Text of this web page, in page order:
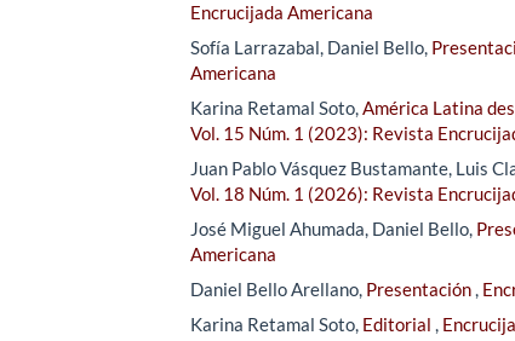
Encrucijada Americana
Sofía Larrazabal, Daniel Bello,
Americana
Karina Retamal Soto,América Latina
Vol. 15 Núm. 1 (2023): Revista
Juan Pablo Vásquez Bustamante, Luis
Vol. 18 Núm. 1 (2026): Revista
José Miguel Ahumada, Daniel Bello,
Americana
Daniel Bello Arellano, Presentación,
Karina Retamal Soto, Editorial ,